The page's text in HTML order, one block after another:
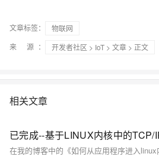
文章标签：
物联网
来 源：
开发者社区 > IoT > 文章 > 正文
相关文章
已完成--基于LINUX内核中的TCP/